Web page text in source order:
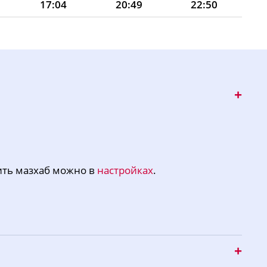
17:04 20:49
22:50
20:31
мазхаб можно в настройках.